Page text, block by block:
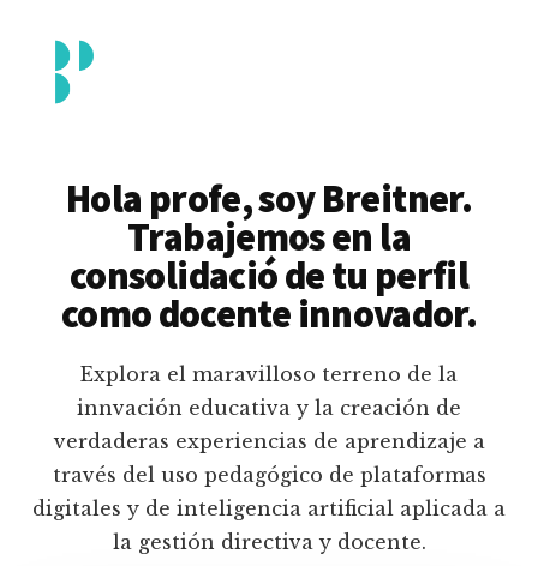
contenido
principal
menu
Piedrahita
docente
pedagógico
educativas
digitales
inteligencia
artificial.
Hola profe, soy Breitner.
Trabajemos en la
consolidació de tu perfil
como docente innovador.
Explora el maravilloso terreno de la
innvación educativa y la creación de
verdaderas experiencias de aprendizaje a
través del uso pedagógico de plataformas
digitales y de inteligencia artificial aplicada a
la gestión directiva y docente.